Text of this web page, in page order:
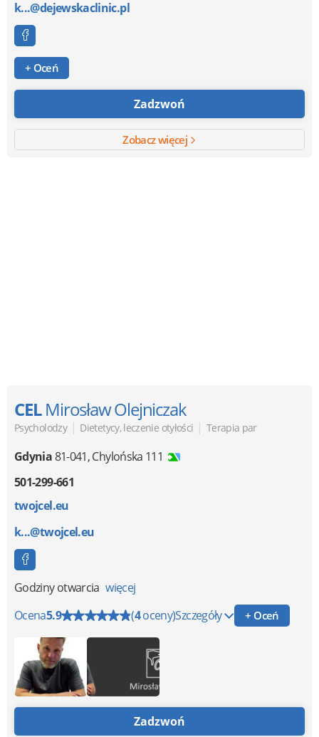
k...@dejewskaclinic.pl
+ Oceń
Zadzwoń
Zobacz więcej
CELMirosław Olejniczak
Psycholodzy | Dietetycy, leczenie otyłości | Terapia par
Gdynia81-041,Chylońska 111
501-299-661
twojcel.eu
k...@twojcel.eu
Godziny otwarcia więcej
Ocena5.9 (4oceny)Szczegóły + Oceń
Zadzwoń